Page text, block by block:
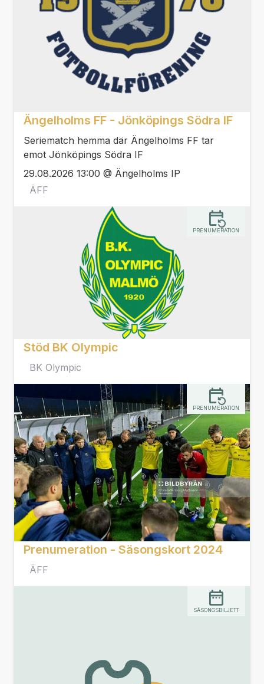
Ängelholms FF - Jönköpings Södra IF
Seriematch hemma där Ängelholms FF tar
emot Jönköpings Södra IF
29.08.2026 13:00 @ Ängelholms IP
ÄFF
Stöd BK Olympic
BK Olympic
PRENUMERATION
Prenumeration - Säsongskort 2024
ÄFF
PRENUMERATION
SÄSONGSBILJETT